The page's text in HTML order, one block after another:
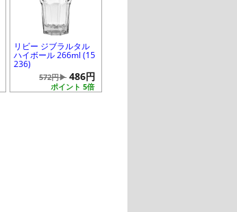
リビー ジブラルタル
ハイボール 266ml (15
236)
ポイント 5倍
572円▶ 486円